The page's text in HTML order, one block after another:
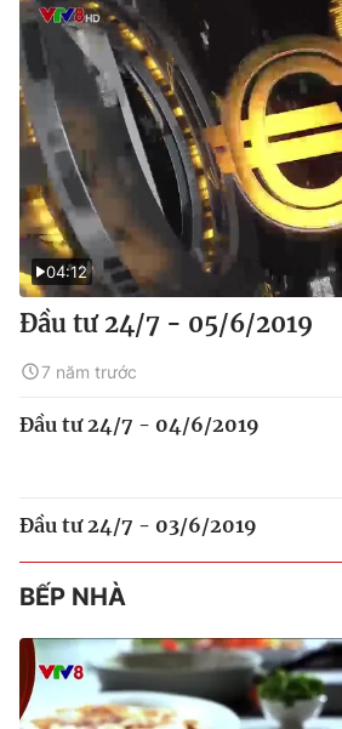
04:12
Đầu tư 24/7 - 05/6/2019
7 năm trước
Đầu tư 24/7 - 04/6/2019
Đầu tư 24/7 - 03/6/2019
BẾP NHÀ